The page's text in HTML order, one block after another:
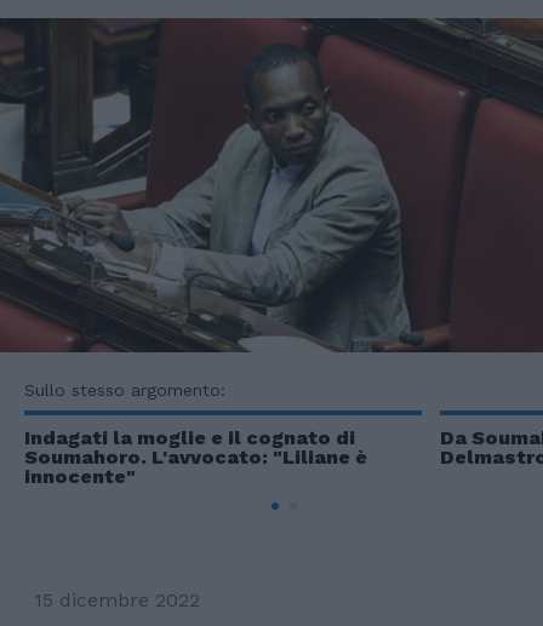
Sullo stesso argomento:
Indagati la moglie e il cognato di
Soumahoro. L'avvocato: "Liliane è
innocente"
Da
15 dicembre 2022